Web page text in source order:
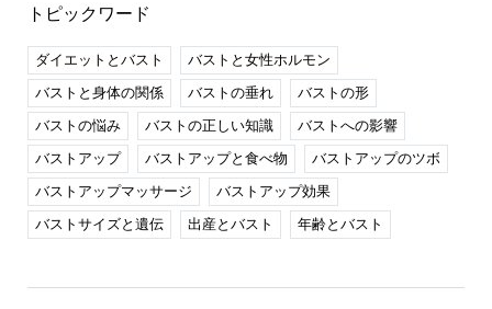
トピックワード
ダイエットとバスト
バストと女性ホルモン
バストと身体の関係
バストの垂れ
バストの形
バストの悩み
バストの正しい知識
バストへの影響
バストアップ
バストアップと食べ物
バストアップのツボ
バストアップマッサージ
バストアップ効果
バストサイズと遺伝
出産とバスト 年齢とバスト